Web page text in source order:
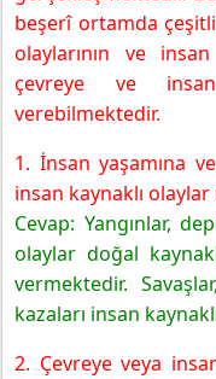
beşerî ortamda
olaylarının ve
çevreye ve
verebilmektedir.
1. İnsan yaşamına
insan kaynaklı
Cevap: Yangınlar,
olaylar doğal
vermektedir.
kazaları insan
2. Çevreye veya